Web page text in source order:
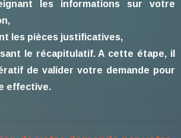
les informations sur votre
les pièces justificatives,
le récapitulatif. A cette étape, il
de valider votre demande pour
effective.